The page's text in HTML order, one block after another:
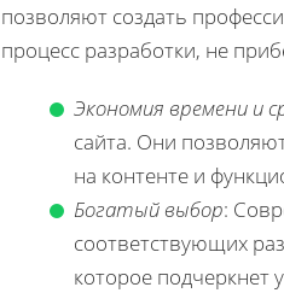
позволяют создать
процесс разработки, не
Экономия времени и
сайта. Они
на контенте и
Богатый выбор:
соответствующих
которое подчеркнет